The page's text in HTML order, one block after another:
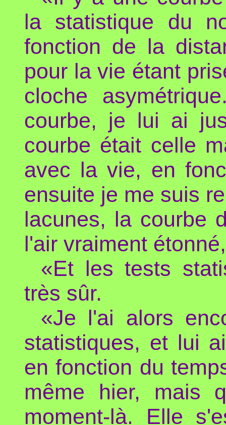
la statistique du
fonction de la
pour la vie étant
cloche
courbe, je lui ai
courbe était celle
avec la vie, en
ensuite je me suis
lacunes, la courbe
l'air vraiment
«Et les tests
très sûr.
«Je l'ai alors
statistiques, et lui
en fonction du
même hier, mais
moment-là. Elle